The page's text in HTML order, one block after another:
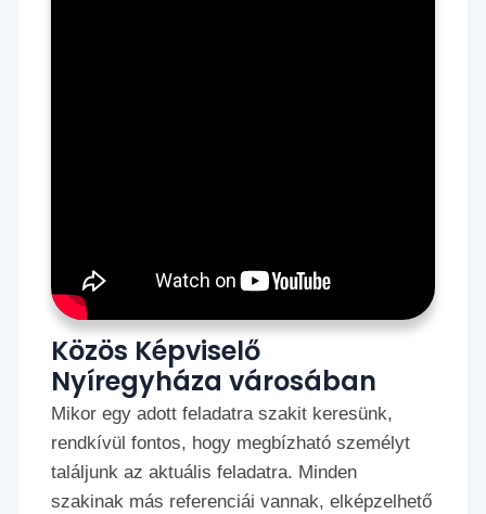
Közös Képviselő
Nyíregyháza városában
Mikor egy adott feladatra szakit keresünk,
rendkívül fontos, hogy megbízható személyt
találjunk az aktuális feladatra. Minden
szakinak más referenciái vannak, elképzelhető